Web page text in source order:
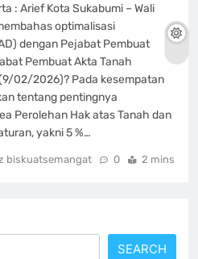
: Arief Kota Sukabumi – Wali
optimalisasi
dengan Pejabat Pembuat
Pembuat Akta Tanah
02/2026)? Pada kesempatan
tentang pentingnya
Perolehan Hak atas Tanah dan
yakni 5 %…
biskuatsemangat 0 2 mins
SEARCH